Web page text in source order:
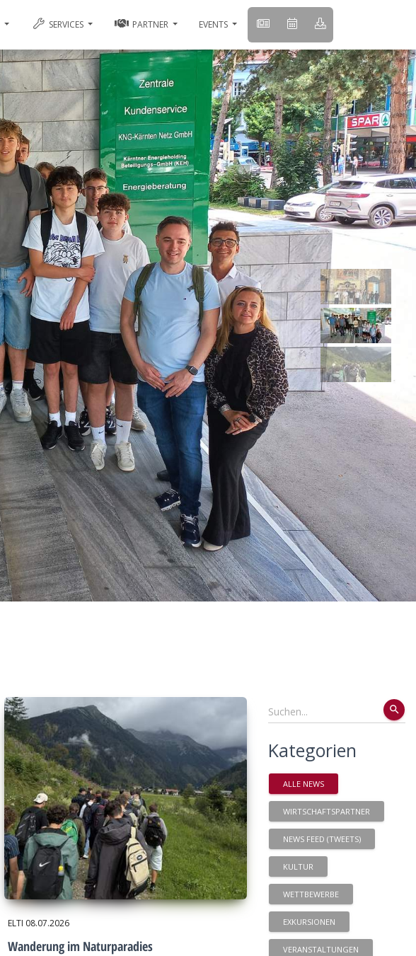
SERVICES PARTNER EVENTS
ELTI 08.07.2026
Wanderung im Naturparadies
search
Kategorien
ALLE NEWS
WIRTSCHAFTSPARTNER
NEWS FEED (TWEETS)
KULTUR
WETTBEWERBE
EXKURSIONEN
VERANSTALTUNGEN